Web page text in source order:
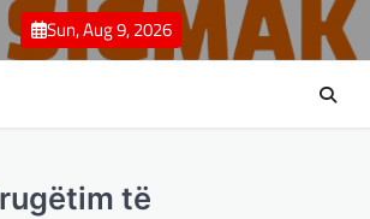
Sun, Aug 9, 2026
të